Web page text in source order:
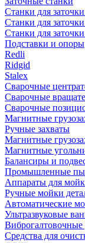
Станки для
Станки для
Станки для
Подставки и опоры
Redli
Ridgid
Stalex
Сварочные
Сварочные
Сварочные
Магнитные
Ручные захваты
Магнитные
Магнитные
Балансиры и
Промышленные
Аппараты для
Ручные мойки
Автоматические
Ультразвуковые
Виброгалтовочные
Средства для